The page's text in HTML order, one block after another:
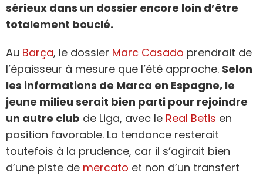
sérieux dans un dossier encore loin d’être
totalement bouclé.
Au Barça, le dossier Marc Casado prendrait de
l’épaisseur à mesure que l’été approche. Selon
les informations de Marca en Espagne, le
jeune milieu serait bien parti pour rejoindre
un autre club de Liga, avec le Real Betis en
position favorable. La tendance resterait
toutefois à la prudence, car il s’agirait bien
d’une piste de mercato et non d’un transfert